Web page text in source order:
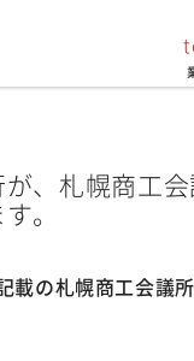
、札幌商工
。
載の札幌商工会議